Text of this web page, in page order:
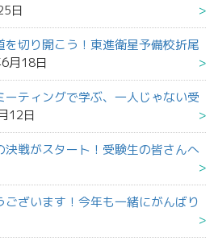
日
切り開こう！東進衛星予備校折尾
月18日
ティングで学ぶ、一人じゃない受
12日
戦がスタート！受験生の皆さんへ
ざいます！今年も一緒にがんばり